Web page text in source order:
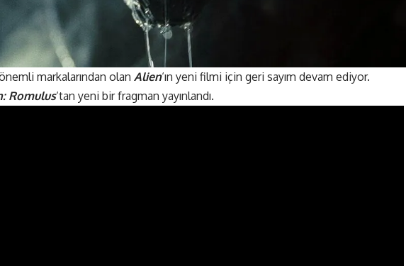
markalarından olan Alien‘ın yeni filmi için geri sayım devam ediyor.
Romulus‘tan yeni bir fragman yayınlandı.